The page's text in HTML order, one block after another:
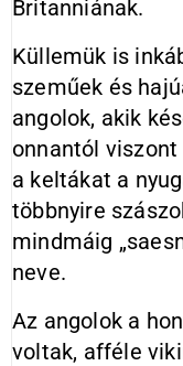
Britanniának.
Küllemük is
szeműek és
angolok, akik
onnantól
a keltákat a
többnyire
mindmáig
neve.
Az angolok a
voltak, afféle